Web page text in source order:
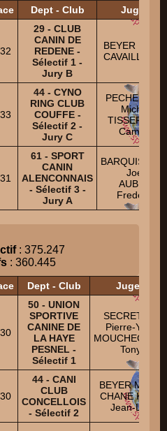
Dept - Club Juges
29 - CLUB
CANIN DE
REDENE -
Sélectif 1 -
Jury B
BEYER Michel
CAVAILLE Eric
44 - CYNO
RING CLUB
COUFFE -
Sélectif 2 -
Jury C
PECHEREAU
Michel
TISSERAND
Camille
61 - SPORT
CANIN
ALENCONNAIS
- Sélectif 3 -
Jury A
Joel
AUBRY
Frederic
: 375.247
: 360.445
Dept - Club Juges
50 - UNION
SPORTIVE
CANINE DE
LA HAYE
PESNEL -
Sélectif 1
SECRETAIN
Pierre-Yves
MOUCHEGHIAN
Tony
44 - CANI
CLUB
CONCELLOIS
- Sélectif 2
BEYER Michel
CHANE KANE
Jean-Luc